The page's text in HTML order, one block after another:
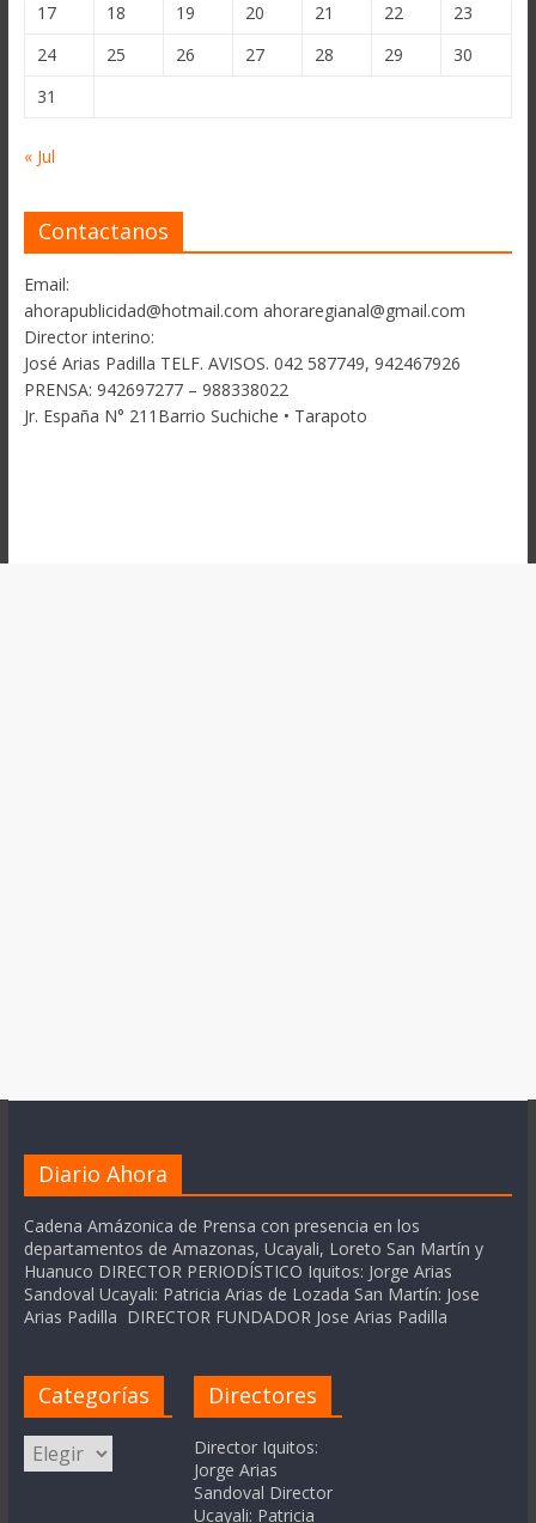
17
18 19 20 21 22
23
24
25 26 27 28 29
30
31
« Jul
Contactanos
Email:
ahorapublicidad@hotmail.com ahoraregianal@gmail.com
Director interino:
José Arias Padilla TELF. AVISOS. 042 587749, 942467926
PRENSA: 942697277 – 988338022
Jr. España N° 211Barrio Suchiche • Tarapoto
Diario Ahora
Cadena Amázonica de Prensa con presencia en los
departamentos de Amazonas, Ucayali, Loreto San Martín y
Huanuco DIRECTOR PERIODÍSTICO Iquitos: Jorge Arias
Sandoval Ucayali: Patricia Arias de Lozada San Martín: Jose
Arias Padilla DIRECTOR FUNDADOR Jose Arias Padilla
Categorías
Categorías
Directores
Director Iquitos:
Jorge Arias
Sandoval Director
Ucayali: Patricia